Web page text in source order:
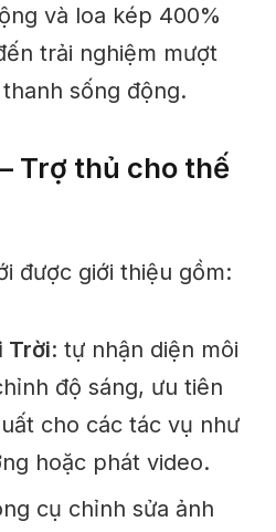
và loa kép 400%
trải nghiệm mượt
sống động.
Trợ thủ cho thế
được giới thiệu gồm:
Trời: tự nhận diện môi
độ sáng, ưu tiên
cho các tác vụ như
hoặc phát video.
cụ chỉnh sửa ảnh